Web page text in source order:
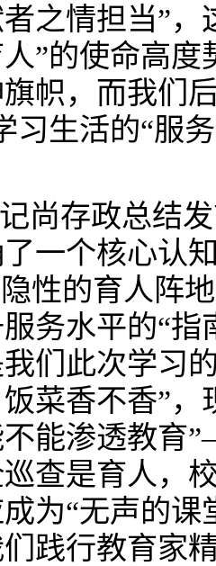
之情担当”
”的使命高
帜，而我们
习生活的“服
尚存政总结
一个核心认
性的育人阵
务水平的“指
们此次学习
菜香不香”
能渗透教育
查是育人，
为“无声的课
践行教育家